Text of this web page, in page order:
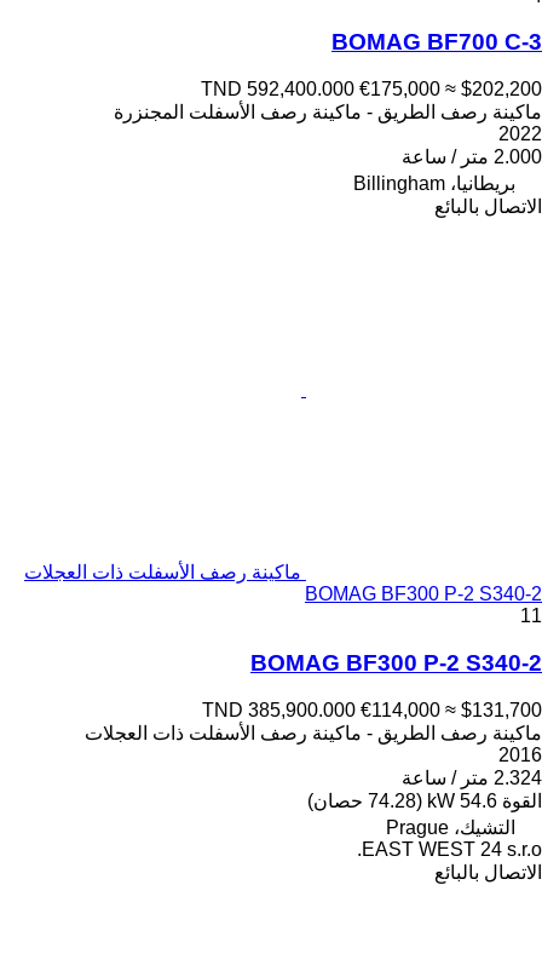
BOMAG BF700 C-3
TND 592,400.000 €175,000 ≈ $202,200
ماكينة رصف الطريق - ماكينة رصف الأسفلت المجنزرة
2022
2.000 متر / ساعة
بريطانيا، Billingham
الاتصال بالبائع
ماكينة رصف الأسفلت ذات العجلات
BOMAG BF300 P-2 S340-2
11
BOMAG BF300 P-2 S340-2
TND 385,900.000 €114,000 ≈ $131,700
ماكينة رصف الطريق - ماكينة رصف الأسفلت ذات العجلات
2016
2.324 متر / ساعة
القوة 54.6 kW (74.28 حصان)
التشيك، Prague
EAST WEST 24 s.r.o.
الاتصال بالبائع